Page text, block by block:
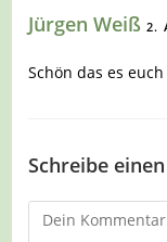
Jürgen Weiß 2.
Schön das es
Schreibe
Kommentar